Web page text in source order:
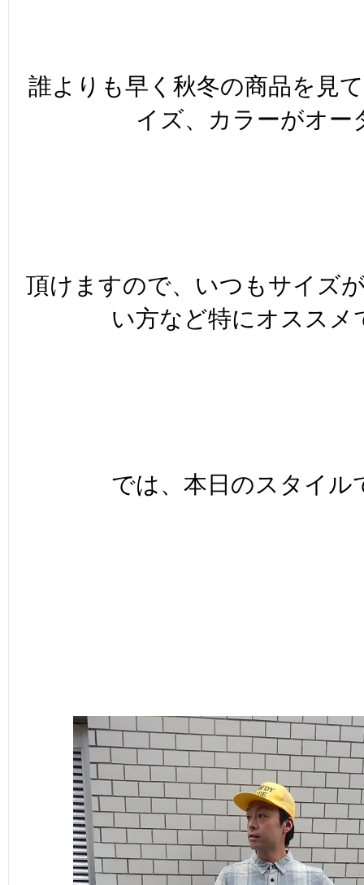
誰よりも早く秋冬の商品を見
イズ、カラーがオー
頂けますので、いつもサイズ
い方など特にオススメ
では、本日のスタイル